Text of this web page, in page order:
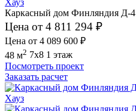
Каркасный дом Финляндия Д-4
Цена от 4 811 294 ₽
Цена от 4 089 600 ₽
48 м2 7x8 1 этаж
Посмотреть проект
Заказать расчет